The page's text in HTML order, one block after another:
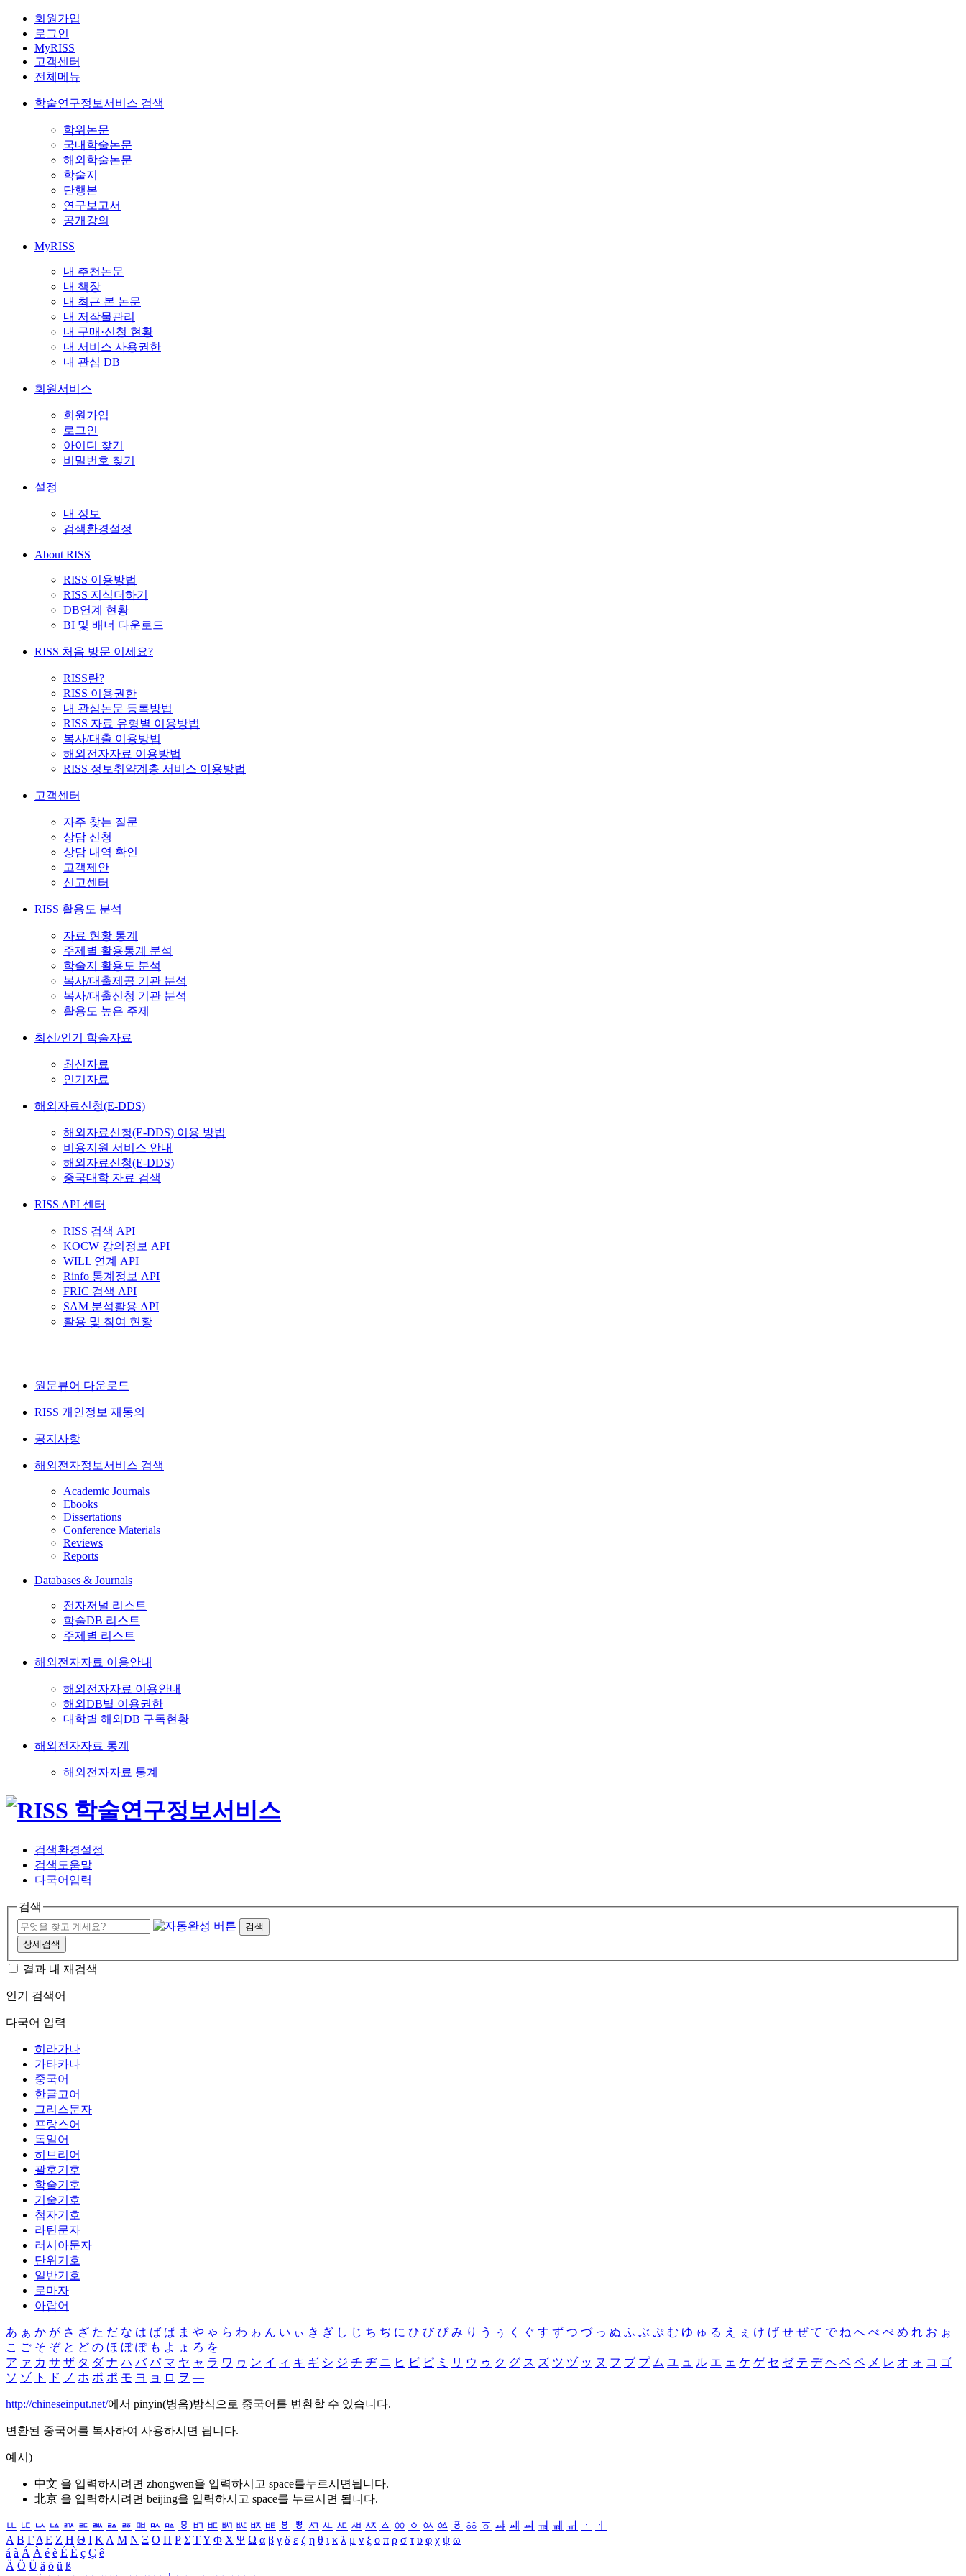
회원가입
로그인
MyRISS
고객센터
전체메뉴
학술연구정보서비스 검색
학위논문
국내학술논문
해외학술논문
학술지
단행본
연구보고서
공개강의
MyRISS
내 추천논문
내 책장
내 최근 본 논문
내 저작물관리
내 구매·신청 현황
내 서비스 사용권한
내 관심 DB
회원서비스
회원가입
로그인
아이디 찾기
비밀번호 찾기
설정
내 정보
검색환경설정
About RISS
RISS 이용방법
RISS 지식더하기
DB연계 현황
BI 및 배너 다운로드
RISS 처음 방문 이세요?
RISS란?
RISS 이용권한
내 관심논문 등록방법
RISS 자료 유형별 이용방법
복사/대출 이용방법
해외전자자료 이용방법
RISS 정보취약계층 서비스 이용방법
고객센터
자주 찾는 질문
상담 신청
상담 내역 확인
고객제안
신고센터
RISS 활용도 분석
자료 현황 통계
주제별 활용통계 분석
학술지 활용도 분석
복사/대출제공 기관 분석
복사/대출신청 기관 분석
활용도 높은 주제
최신/인기 학술자료
최신자료
인기자료
해외자료신청(E-DDS)
해외자료신청(E-DDS) 이용 방법
비용지원 서비스 안내
해외자료신청(E-DDS)
중국대학 자료 검색
RISS API 센터
RISS 검색 API
KOCW 강의정보 API
WILL 연계 API
Rinfo 통계정보 API
FRIC 검색 API
SAM 분석활용 API
활용 및 참여 현황
원문뷰어 다운로드
RISS 개인정보 재동의
공지사항
해외전자정보서비스 검색
Academic Journals
Ebooks
Dissertations
Conference Materials
Reviews
Reports
Databases & Journals
전자저널 리스트
학술DB 리스트
주제별 리스트
해외전자자료 이용안내
해외전자자료 이용안내
해외DB별 이용권한
대학별 해외DB 구독현황
해외전자자료 통계
해외전자자료 통계
검색환경설정
검색도움말
다국어입력
검색
검색
상세검색
결과 내 재검색
인기 검색어
다국어 입력
히라가나
가타카나
중국어
한글고어
그리스문자
프랑스어
독일어
히브리어
괄호기호
학술기호
기술기호
첨자기호
라틴문자
러시아문자
단위기호
일반기호
로마자
아랍어
あ ぁ か が さ ざ た だ な は ば ぱ ま や ゃ ら わ ゎ ん い ぃ き ぎ し じ ち ぢ に ひ び ぴ み り う ぅ く ぐ す ず つ づ っ ぬ ふ ぶ ぷ む ゆ ゅ る え ぇ け げ せ ぜ て で ね へ べ ぺ め れ お ぉ
こ ご そ ぞ と ど の ほ ぼ ぽ も よ ょ ろ を
ア ァ カ サ ザ タ ダ ナ ハ バ パ マ ヤ ャ ラ ワ ヮ ン イ ィ キ ギ シ ジ チ ヂ ニ ヒ ビ ピ ミ リ ウ ゥ ク グ ス ズ ツ ヅ ッ ヌ フ ブ プ ム ユ ュ ル エ ェ ケ ゲ セ ゼ テ デ ヘ ベ ペ メ レ オ ォ コ ゴ
ソ ゾ ト ド ノ ホ ボ ポ モ ヨ ョ ロ ヲ ―
http://chineseinput.net/에서 pinyin(병음)방식으로 중국어를 변환할 수 있습니다.
변환된 중국어를 복사하여 사용하시면 됩니다.
예시)
中文 을 입력하시려면 zhongwen을 입력하시고 space를누르시면됩니다.
北京 을 입력하시려면 beijing을 입력하시고 space를 누르시면 됩니다.
ㅥ ㅦ ㅧ ㅨ ㅩ ㅪ ㅫ ㅬ ㅭ ㅮ ㅯ ㅰ ㅱ ㅲ ㅳ ㅴ ㅵ ㅶ ㅷ ㅸ ㅹ ㅺ ㅻ ㅼ ㅽ ㅾ ㅿ ㆀ ㆁ ㆂ ㆃ ㆄ ㆅ ㆆ ㆇ ㆈ ㆉ ㆊ ㆋ ㆌ ㆍ
ㆎ
Α Β ΓΔ Ε Ζ Η Θ Ι ΚΛ Μ Ν Ξ Ο Π Ρ Σ ΤΥ Φ Χ Ψ Ω α β γ δ ε ζ η θ ι κ λ μ ν ξ ο π ρ σ τ υ φ χ ψ ω
á à Á À é è É È ç Ç ê
Ä Ö Ü ä ö ü ß